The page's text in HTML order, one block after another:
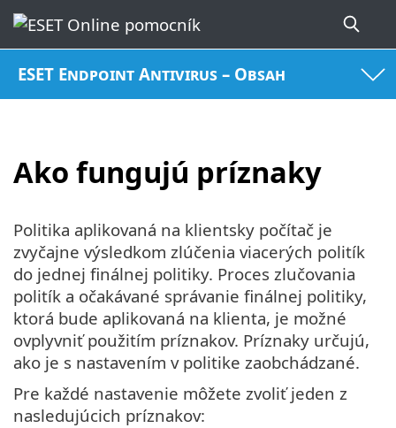
ESET Endpoint Antivirus – Obsah
Ako fungujú príznaky
Politika aplikovaná na klientsky počítač je
zvyčajne výsledkom zlúčenia viacerých politík
do jednej finálnej politiky. Proces zlučovania
politík a očakávané správanie finálnej politiky,
ktorá bude aplikovaná na klienta, je možné
ovplyvniť použitím príznakov. Príznaky určujú,
ako je s nastavením v politike zaobchádzané.
Pre každé nastavenie môžete zvoliť jeden z
nasledujúcich príznakov: